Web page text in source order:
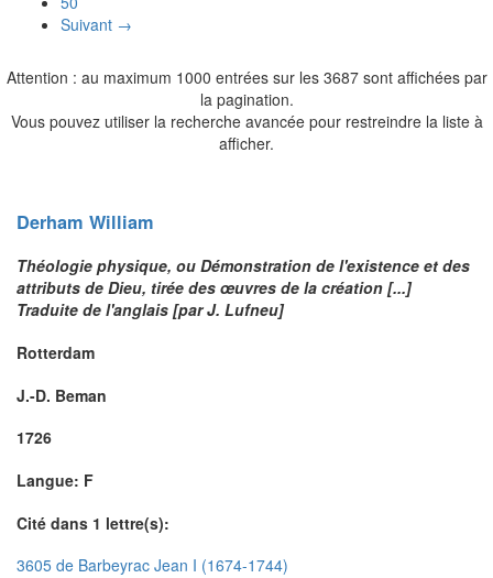
Suivant →
Attention : au maximum 1000 entrées sur les 3687 sont affichées par
la pagination.
Vous pouvez utiliser la recherche avancée pour restreindre la liste à
afficher.
Derham William
Théologie physique, ou Démonstration de l'existence et des
attributs de Dieu, tirée des œuvres de la création [...]
Traduite de l'anglais [par J. Lufneu]
Rotterdam
J.-D. Beman
1726
Langue: F
Cité dans 1 lettre(s):
3605 de Barbeyrac Jean I (1674-1744)